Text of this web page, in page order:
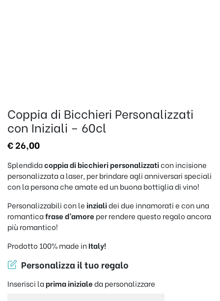
Coppia di Bicchieri Personalizzati
con Iniziali – 60cl
€26,00
Splendidacoppia dibicchieri personalizzaticon incisione
personalizzata a laser, per brindare agli anniversari speciali
con la persona che amate ed un buona bottiglia di vino!
Personalizzabili con le inzialidei due innamorati e con una
romanticafrase d’amore per rendere questo regalo ancora
più romantico!
Prodotto 100% made inItaly!
Personalizza il tuo regalo
Inserisci laprima inizialeda personalizzare